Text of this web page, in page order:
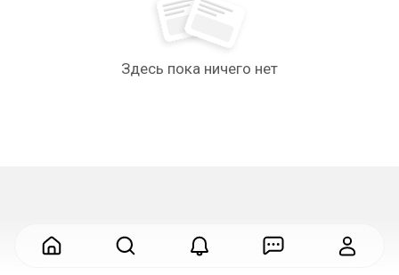
Здесь пока ничего нет